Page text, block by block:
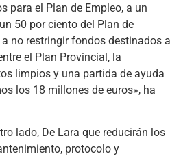
para el Plan de Empleo, a un
50 por ciento del Plan de
no restringir fondos destinados a
el Plan Provincial, la
limpios y una partida de ayuda
los 18 millones de euros», ha
lado, De Lara que reducirán los
protocolo y